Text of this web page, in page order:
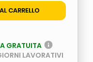
CARRELLO
GRATUITA
LAVORATIVI